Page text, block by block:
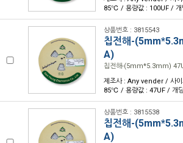
85℃ / 용량값 : 100UF / 개
상품번호 : 3815543
칩전해-
A)
칩전해-(5mm*5.3mm)
제조사 : Any vender / 사
85℃ / 용량값 : 47UF / 개
상품번호 : 3815538
칩전해-
A)